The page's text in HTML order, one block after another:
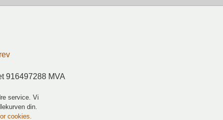
916497288 MVA
service. Vi
din.
cookies.